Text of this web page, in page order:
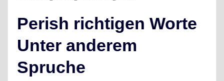
Perish richtigen Worte
Unter anderem
Spruche